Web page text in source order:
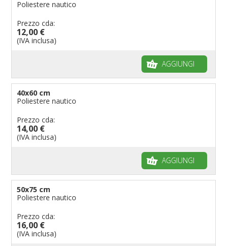
Poliestere nautico
Prezzo cda:
12,00 €
(IVA inclusa)
AGGIUNGI
40x60 cm
Poliestere nautico
Prezzo cda:
14,00 €
(IVA inclusa)
AGGIUNGI
50x75 cm
Poliestere nautico
Prezzo cda:
16,00 €
(IVA inclusa)